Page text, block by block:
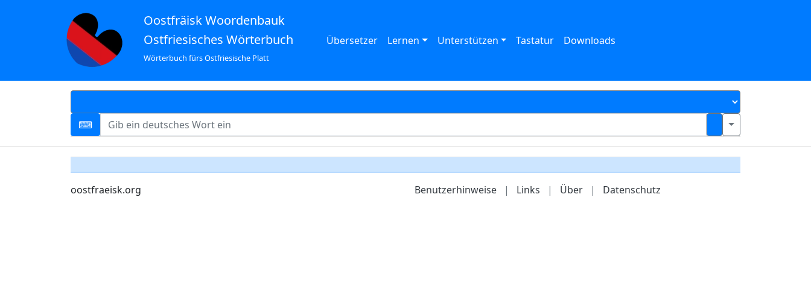
Oostfräisk Woordenbauk
Ostfriesisches Wörterbuch
Wörterbuch fürs Ostfriesische Platt
Übersetzer Lernen Unterstützen Tastatur Downloads
oostfraeisk.org Benutzerhinweise | Links | Über | Datenschutz